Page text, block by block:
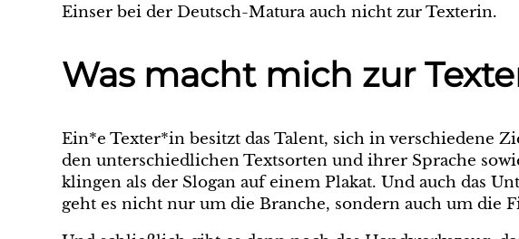
Einser bei der Deutsch-Matura auch nicht zur Texterin.
Was macht mich zur
Ein*e Texter*in besitzt das Talent, sich in verschiedene
den unterschiedlichen Textsorten und ihrer Sprache
klingen als der Slogan auf einem Plakat. Und auch das
geht es nicht nur um die Branche, sondern auch um die